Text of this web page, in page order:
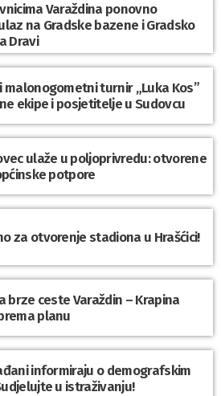
Varaždina ponovno
na Gradske bazene i Gradsko
Dravi
malonogometni turnir „Luka Kos”
ekipe i posjetitelje u Sudovcu
ulaže u poljoprivredu: otvorene
potpore
za otvorenje stadiona u Hrašćici!
brze ceste Varaždin – Krapina
planu
informiraju o demografskim
u istraživanju!